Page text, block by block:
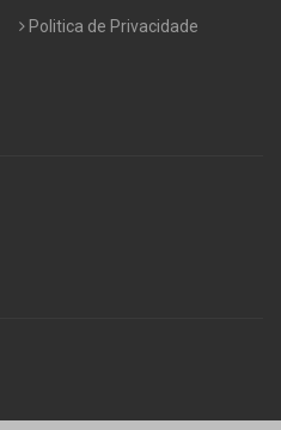
Politica de Privacidade